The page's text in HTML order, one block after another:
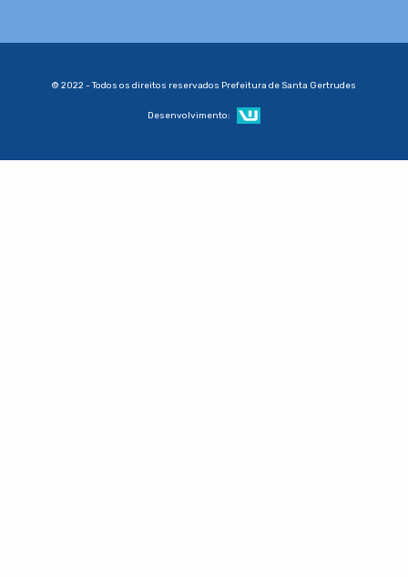
© 2022 - Todos os direitos reservados Prefeitura de Santa Gertrudes
Desenvolvimento: